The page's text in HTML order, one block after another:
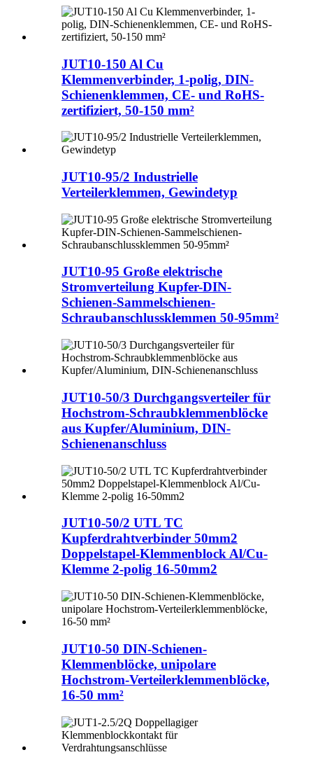
JUT10-150 Al Cu
Klemmenverbinder, 1-polig, DIN-
Schienenklemmen, CE- und RoHS-
zertifiziert, 50-150 mm²
JUT10-95/2 Industrielle
Verteilerklemmen, Gewindetyp
JUT10-95 Große elektrische
Stromverteilung Kupfer-DIN-
Schienen-Sammelschienen-
Schraubanschlussklemmen 50-95mm²
JUT10-50/3 Durchgangsverteiler für
Hochstrom-Schraubklemmenblöcke
aus Kupfer/Aluminium, DIN-
Schienenanschluss
JUT10-50/2 UTL TC
Kupferdrahtverbinder 50mm2
Doppelstapel-Klemmenblock Al/Cu-
Klemme 2-polig 16-50mm2
JUT10-50 DIN-Schienen-
Klemmenblöcke, unipolare
Hochstrom-Verteilerklemmenblöcke,
16-50 mm²